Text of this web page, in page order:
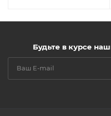
Будьте в курсе